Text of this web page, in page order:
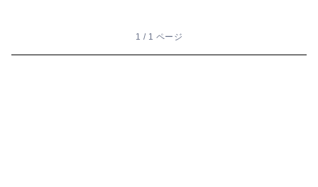
1 / 1 ページ